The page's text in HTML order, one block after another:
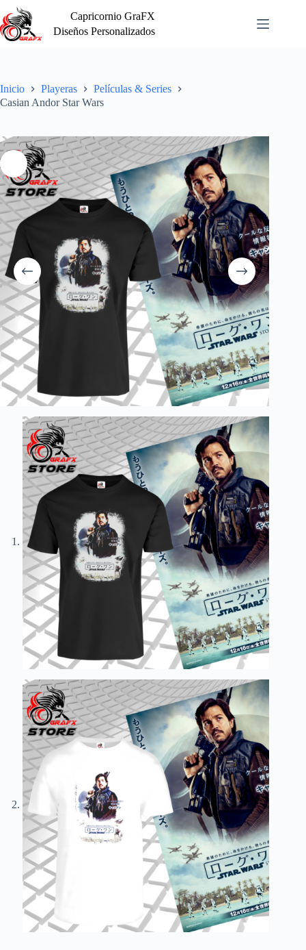
Saltar
al
contenido
Capricornio GraFX
Diseños Personalizados
Inicio Playeras
Películas & Series
Casian Andor Star Wars